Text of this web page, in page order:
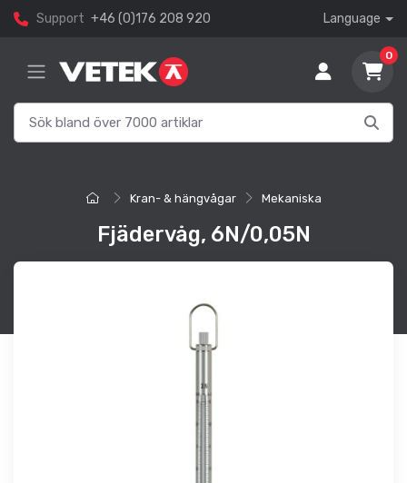
Support +46 (0)176 208 920 Language
0
Kran- & hängvågar Mekaniska
Fjädervåg, 6N/0,05N